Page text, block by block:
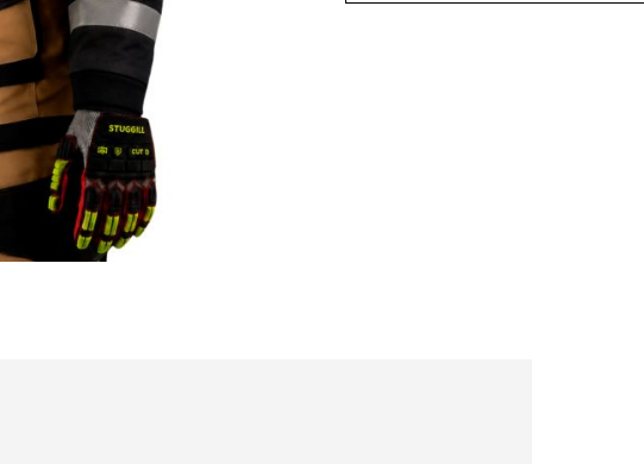
Analisi e personalizzazione
Consentono il monitoraggio e l'analisi del comportamento degli utenti di questo sito
web. Le informazioni raccolte tramite questo tipo di cookie vengono utilizzate per
misurare l'attività del sito web per l'elaborazione di profili di navigazione degli utenti al
fine di introdurre miglioramenti basati sull'analisi dei dati di utilizzo effettuati dagli utenti
del servizio. Ci consentono di salvare le informazioni sulle preferenze dell'utente per
migliorare la qualità dei nostri servizi e offrire una migliore esperienza attraverso i
prodotti consigliati.
Marketing e pubblicità